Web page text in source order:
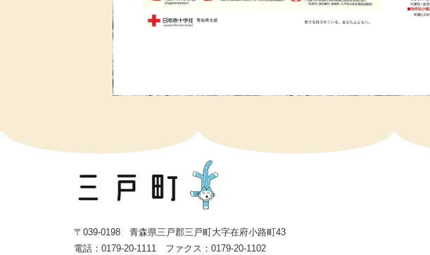
〒039-0198 青森県三戸郡三戸町大字在府小路町43
電話：0179-20-1111 ファクス：0179-20-1102